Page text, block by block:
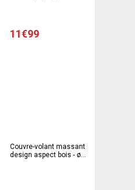
11€99
Couvre-volant massant
design aspect bois - ø